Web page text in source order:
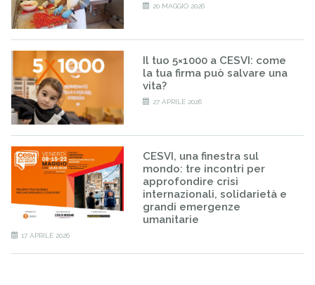
20 MAGGIO 2026
Il tuo 5×1000 a CESVI: come
la tua firma può salvare una
vita?
27 APRILE 2026
CESVI, una finestra sul
mondo: tre incontri per
approfondire crisi
internazionali, solidarietà e
grandi emergenze
umanitarie
17 APRILE 2026